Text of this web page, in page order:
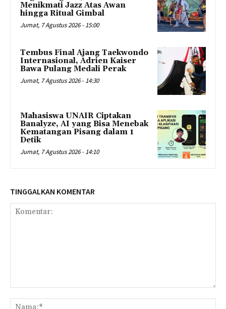
Menikmati Jazz Atas Awan
hingga Ritual Gimbal
Jumat, 7 Agustus 2026 - 15:00
Tembus Final Ajang Taekwondo
Internasional, Adrien Kaiser
Bawa Pulang Medali Perak
Jumat, 7 Agustus 2026 - 14:30
Mahasiswa UNAIR Ciptakan
Banalyze, AI yang Bisa Menebak
Kematangan Pisang dalam 1
Detik
Jumat, 7 Agustus 2026 - 14:10
TINGGALKAN KOMENTAR